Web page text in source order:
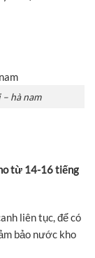
hà nam
từ 14-16 tiếng
liên tục, để có
bảo nước kho